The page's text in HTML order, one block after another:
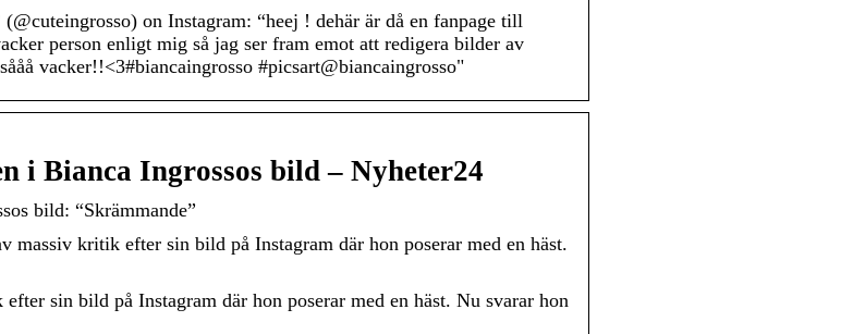
on Instagram: “heej ! dehär är då en fanpage till
person enligt mig så jag ser fram emot att redigera bilder av
vacker!!<3#biancaingrosso #picsart@biancaingrosso"
i Bianca Ingrossos bild – Nyheter24
bild: “Skrämmande”
kritik efter sin bild på Instagram där hon poserar med en häst.
sin bild på Instagram där hon poserar med en häst. Nu svarar hon